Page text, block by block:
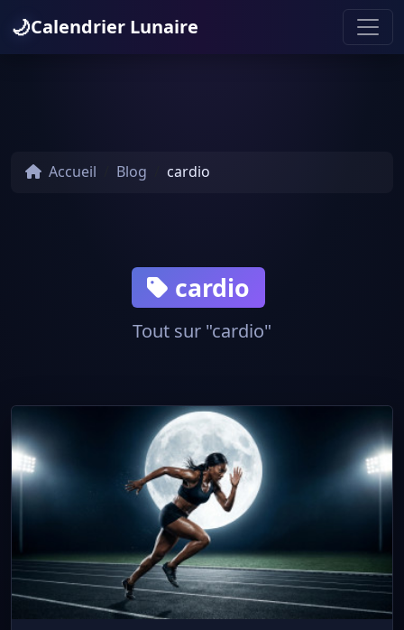
🌙Calendrier Lunaire
Accueil Blog cardio
cardio
Tout sur "cardio"